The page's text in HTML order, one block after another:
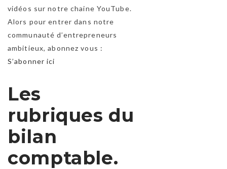
vidéos sur notre chaine YouTube.
Alors pour entrer dans notre
communauté d’entrepreneurs
ambitieux, abonnez vous :
S’abonner ici
Les
rubriques du
bilan
comptable.